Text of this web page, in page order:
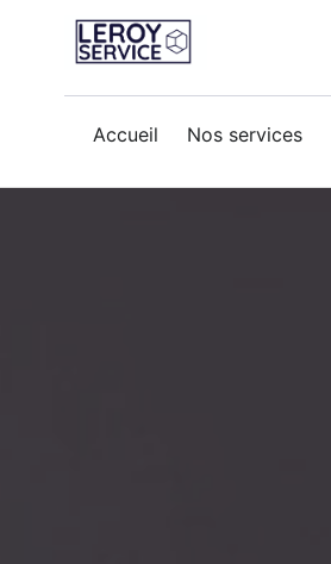
Accueil Nos services
ouverture-porte